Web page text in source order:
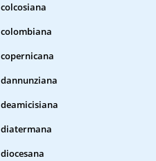
colcosiana
colombiana
copernicana
dannunziana
deamicisiana
diatermana
diocesana